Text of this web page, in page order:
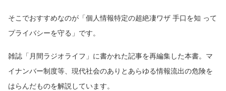
そこでおすすめなのが「個人情報特定の超絶凄ワザ 手口を知 って
プライバシーを守る」です。
雑誌「月間ラジオライフ」に書かれた記事を再編集した本書。マ
イナンバー制度等、現代社会のありとあらゆる情報流出の危険を
はらんだものを解説しています。